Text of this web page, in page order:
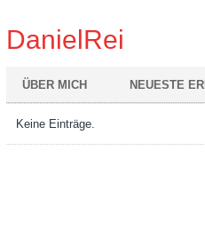
DanielRei
ÜBER MICH NEUESTE
Keine Einträge.